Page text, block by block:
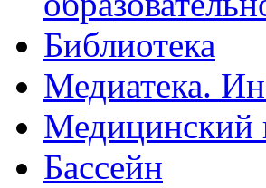
Библиотека
Медиатека.
Медицинский
Бассейн